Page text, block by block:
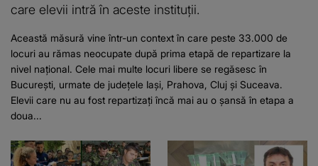
care elevii intră în aceste instituții.
Această măsură vine într-un context în care peste 33.000 de
locuri au rămas neocupate după prima etapă de repartizare la
nivel național. Cele mai multe locuri libere se regăsesc în
București, urmate de județele Iași, Prahova, Cluj și Suceava.
Elevii care nu au fost repartizați încă mai au o șansă în etapa a
doua...